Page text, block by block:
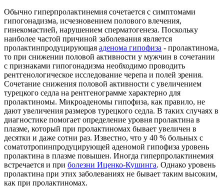
Обычно гиперпролактинемия сочетается с симптомами
гипогонадизма, исчезновением полового влечения,
гинекомастией, нарушением сперматогенеза. Поскольку
наиболее частой причиной заболевания является
пролактинпродуцирующая аденома гипофиза - пролактинома,
то при снижении половой активности у мужчин в сочетании
с признаками гипогонадизма необходимо проводить
рентгенологическое исследование черепа и полей зрения.
Сочетание снижения половой активности с увеличением
турецкого седла на рентгенограмме характерно для
пролактиномы. Микроаденомы гипофиза, как правило, не
дают увеличения размеров турецкого седла. В таких случаях в
диагностике помогает определение уровня пролактина в
плазме, который при пролактиномах бывает увеличен в
десятки и даже сотни раз. Известно, что у 40 % больных с
соматотропинпродуцирующей аденомой гипофиза уровень
пролактина в плазме повышен. Иногда гиперпролактинемия
встречается и при болезни Иценко-Кушинга. Однако уровень
пролактина при этих заболеваниях не бывает таким высоким,
как при пролактиномах.